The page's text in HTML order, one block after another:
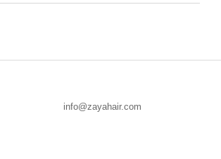
info@zayahair.com